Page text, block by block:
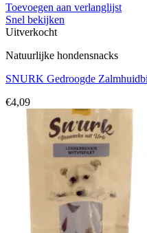
Toevoegen aan verlanglijst
Snel bekijken
Uitverkocht
Natuurlijke hondensnacks
SNURK Gedroogde
€4,09